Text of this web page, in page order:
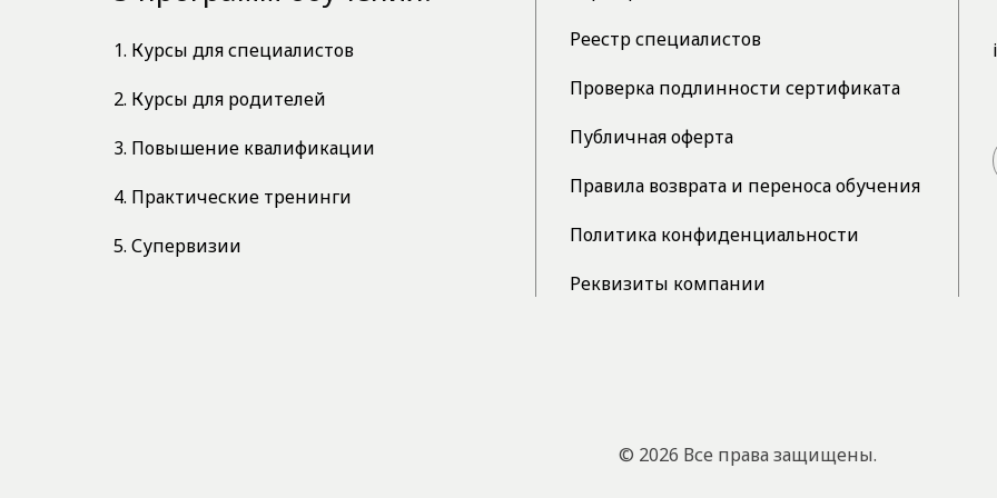
1. Курсы для специалистов
2. Курсы для родителей
3. Повышение квалификации
4. Практические тренинги
5. Супервизии
Реестр специалистов
Проверка подлинности сертификата
Публичная оферта
Правила возврата и переноса обучения
Политика конфиденциальности
Реквизиты компании
© 2026 Все права защищены.